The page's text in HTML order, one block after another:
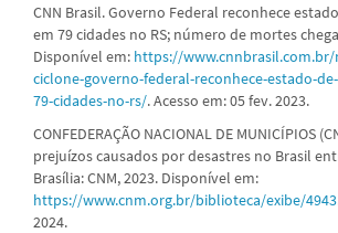
CNN Brasil. Governo Federal reconhece
em 79 cidades no RS; número de mortes
Disponível em: https://
ciclone-governo-federal-reconhece-estado-
79-cidades-no-rs/. Acesso em: 05 fev. 2023.
CONFEDERAÇÃO NACIONAL DE MUNICÍPIOS
prejuízos causados por desastres no Brasil
Brasília: CNM, 2023. Disponível em:
https://www.cnm.org.br/biblioteca/exibe/4943
2024.